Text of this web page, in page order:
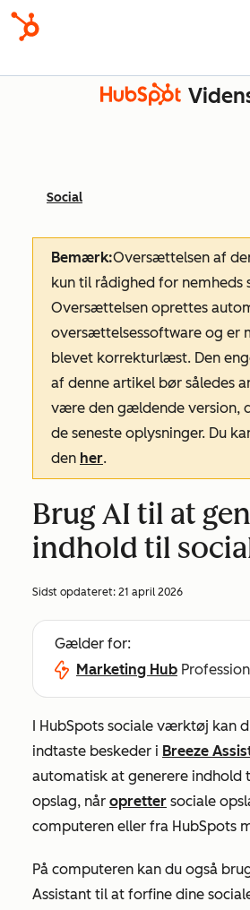
Social
Bemærk:Oversættelsen af
kun til rådighed for nemheds
Oversættelsen oprettes
oversættelsessoftware og er
blevet korrekturlæst. Den
af denne artikel bør således
være den gældende version,
de seneste oplysninger. Du
den her.
Brug AI til at
indhold til
Sidst opdateret: 21 april 2026
Gælder for:
Marketing Hub
I HubSpots sociale værktøj kan
indtaste beskeder i Breeze
automatisk at generere indhold
opslag, når opretter sociale
computeren eller fra HubSpots
På computeren kan du også
Assistant til at forfine dine